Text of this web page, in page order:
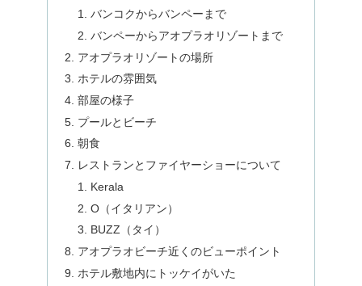
バンコクからバンペーまで
バンペーからアオプラオリゾートまで
アオプラオリゾートの場所
ホテルの雰囲気
部屋の様子
プールとビーチ
朝食
レストランとファイヤーショーについて
Kerala
O（イタリアン）
BUZZ（タイ）
アオプラオビーチ近くのビューポイント
ホテル敷地内にトッケイがいた